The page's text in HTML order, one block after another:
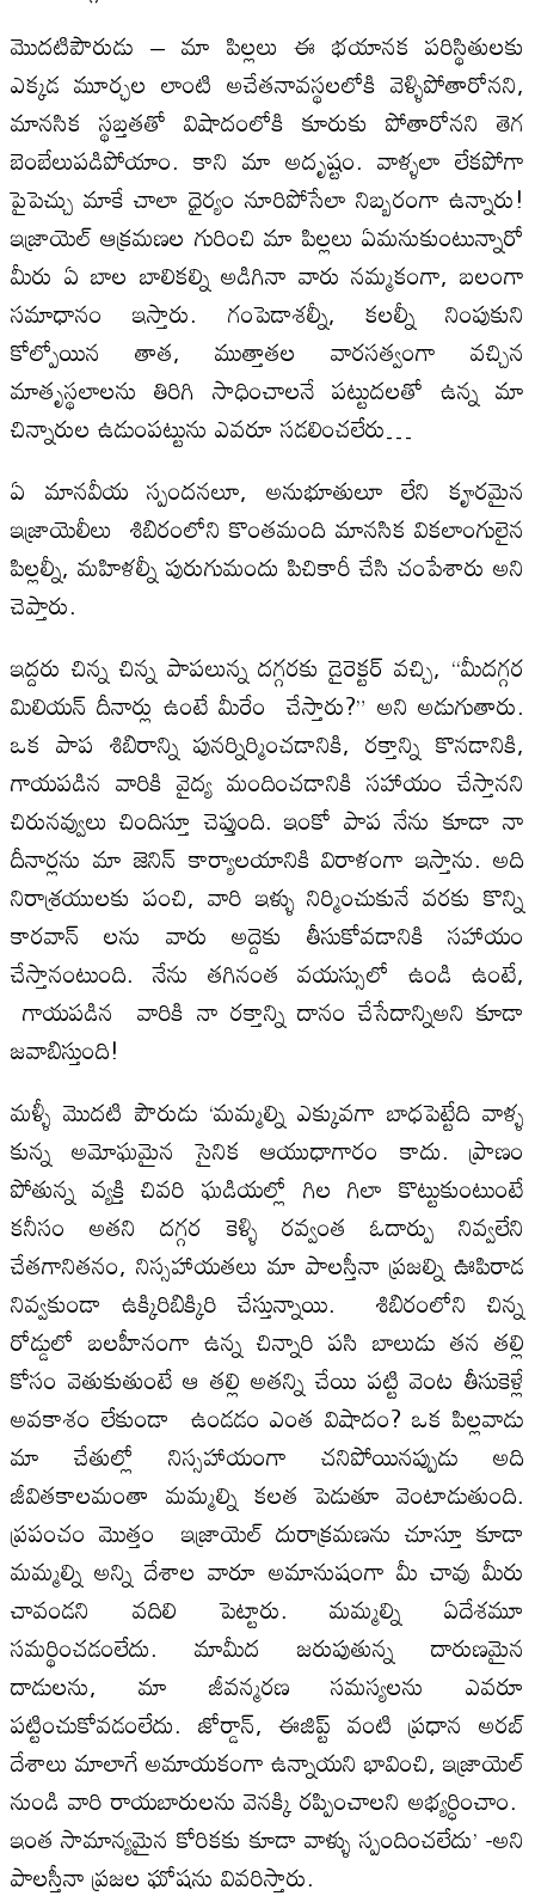
మొదటిపౌరుడు – మా పిల్లలు ఈ భయానక పరిస్థితులకు
ఎక్కడ మూర్ఛల లాంటి అచేతనావస్థలలోకి వెళ్ళిపోతారోనని,
మానసిక స్థబ్తతతో విషాదంలోకి కూరుకు పోతారోనని తెగ
బెంబేలుపడిపోయాం. కాని మా అదృష్టం. వాళ్ళలా లేకపోగా
పైపెచ్చు మాకే చాలా ధైర్యం నూరిపోసేలా నిబ్బరంగా ఉన్నారు!
ఇజ్రాయెల్ ఆక్రమణల గురించి మా పిల్లలు ఏమనుకుంటున్నారో
మీరు ఏ బాల బాలికల్ని అడిగినా వారు నమ్మకంగా, బలంగా
సమాధానం ఇస్తారు. గంపెడాశల్నీ, కలల్నీ నింపుకుని
కోల్పోయిన తాత, ముత్తాతల వారసత్వంగా వచ్చిన
మాతృస్థలాలను తిరిగి సాధించాలనే పట్టుదలతో ఉన్న మా
చిన్నారుల ఉడుంపట్టును ఎవరూ సడలించలేరు…
ఏ మానవీయ స్పందనలూ, అనుభూతులూ లేని కౄరమైన
ఇజ్రాయెలీలు శిబిరంలోని కొంతమంది మానసిక వికలాంగులైన
పిల్లల్నీ, మహిళల్నీ పురుగుమందు పిచికారీ చేసి చంపేశారు అని
చెప్తారు.
ఇద్దరు చిన్న చిన్న పాపలున్న దగ్గరకు డైరెక్టర్ వచ్చి, “మీదగ్గర
మిలియన్ దీనార్లు ఉంటే మీరేం చేస్తారు?” అని అడుగుతారు.
ఒక పాప శిబిరాన్ని పునర్నిర్మించడానికి, రక్తాన్ని కొనడానికి,
గాయపడిన వారికి వైద్య మందించడానికి సహాయం చేస్తానని
చిరునవ్వులు చిందిస్తూ చెప్తుంది. ఇంకో పాప నేను కూడా నా
దీనార్లను మా జెనిన్ కార్యాలయానికి విరాళంగా ఇస్తాను. అది
నిరాశ్రయులకు పంచి, వారి ఇళ్ళు నిర్మించుకునే వరకు కొన్ని
కారవాన్ లను వారు అద్దెకు తీసుకోవడానికి సహాయం
చేస్తానంటుంది. నేను తగినంత వయస్సులో ఉండి ఉంటే,
గాయపడిన వారికి నా రక్తాన్ని దానం చేసేదాన్నిఅని కూడా
జవాబిస్తుంది!
మళ్ళీ మొదటి పౌరుడు ‘మమ్మల్ని ఎక్కువగా బాధపెట్టేది వాళ్ళ
కున్న అమోఘమైన సైనిక ఆయుధాగారం కాదు. ప్రాణం
పోతున్న వ్యక్తి చివరి ఘడియల్లో గిల గిలా కొట్టుకుంటుంటే
కనీసం అతని దగ్గర కెళ్ళి రవ్వంత ఓదార్పు నివ్వలేని
చేతగానితనం, నిస్సహాయతలు మా పాలస్తీనా ప్రజల్ని ఊపిరాడ
నివ్వకుండా ఉక్కిరిబిక్కిరి చేస్తున్నాయి. శిబిరంలోని చిన్న
రోడ్డులో బలహీనంగా ఉన్న చిన్నారి పసి బాలుడు తన తల్లి
కోసం వెతుకుతుంటే ఆ తల్లి అతన్ని చేయి పట్టి వెంట తీసుకెళ్లే
అవకాశం లేకుండా ఉండడం ఎంత విషాదం? ఒక పిల్లవాడు
మా చేతుల్లో నిస్సహాయంగా చనిపోయినప్పుడు అది
జీవితకాలమంతా మమ్మల్ని కలత పెడుతూ వెంటాడుతుంది.
ప్రపంచం మొత్తం ఇజ్రాయెల్ దురాక్రమణను చూస్తూ కూడా
మమ్మల్ని అన్ని దేశాల వారూ అమానుషంగా మీ చావు మీరు
చావండని వదిలి పెట్టారు. మమ్మల్ని ఏదేశమూ
సమర్థించడంలేదు. మామీద జరుపుతున్న దారుణమైన
దాడులను, మా జీవన్మరణ సమస్యలను ఎవరూ
పట్టించుకోవడంలేదు. జోర్డాన్, ఈజిప్ట్ వంటి ప్రధాన అరబ్
దేశాలు మాలాగే అమాయకంగా ఉన్నాయని భావించి, ఇజ్రాయెల్
నుండి వారి రాయబారులను వెనక్కి రప్పించాలని అభ్యర్ధించాం.
ఇంత సామాన్యమైన కోరికకు కూడా వాళ్ళు స్పందించలేదు’ -అని
పాలస్తీనా ప్రజల ఘోషను వివరిస్తారు.